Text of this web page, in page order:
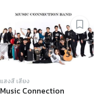
แสงสี เสียง
Music Connection